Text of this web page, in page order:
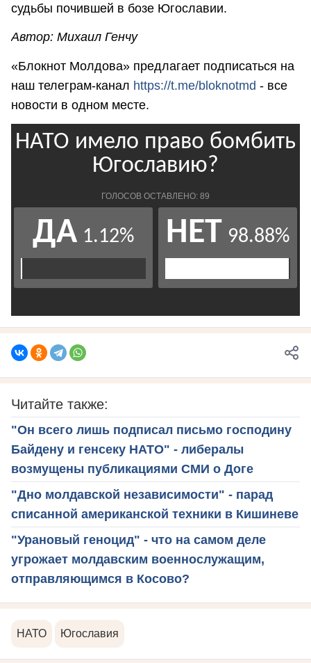
судьбы почившей в бозе Югославии.
Автор: Михаил Генчу
«Блокнот Молдова» предлагает подписаться на
наш телеграм-канал https://t.me/bloknotmd - все
новости в одном месте.
Читайте также:
"Он всего лишь подписал письмо господину
Байдену и генсеку НАТО" - либералы
возмущены публикациями СМИ о Доге
"Дно молдавской независимости" - парад
списанной американской техники в Кишиневе
"Урановый геноцид" - что на самом деле
угрожает молдавским военнослужащим,
отправляющимся в Косово?
НАТО Югославия